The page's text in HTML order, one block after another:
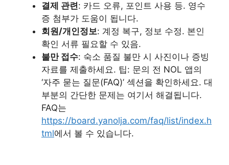
결제 관련: 카드 오류, 포인트 사용 등. 영수
증 첨부가 도움이 됩니다.
회원/개인정보: 계정 복구, 정보 수정. 본인
확인 서류 필요할 수 있음.
불만 접수: 숙소 품질 불만 시 사진이나 증빙
자료를 제출하세요. 팁: 문의 전 NOL 앱의
‘자주 묻는 질문(FAQ)’ 섹션을 확인하세요. 대
부분의 간단한 문제는 여기서 해결됩니다.
FAQ는
https://board.yanolja.com/faq/list/index.h
tml에서 볼 수 있습니다.